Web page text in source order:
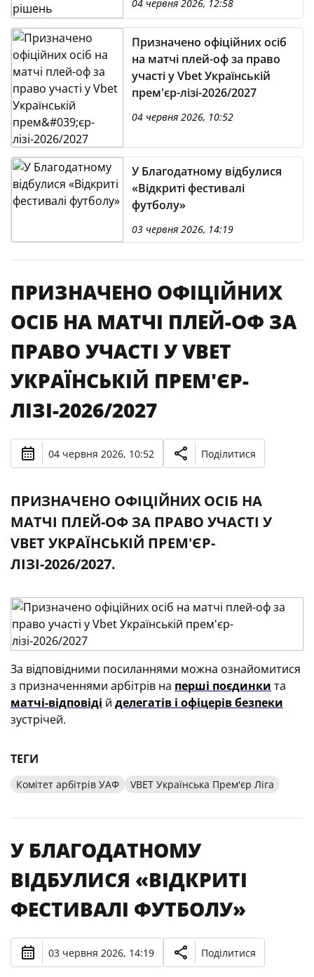
04 червня 2026, 12:58
Призначено офіційних осіб
на матчі плей-оф за право
участі у Vbet Українській
прем'єр-лізі-2026/2027
04 червня 2026, 10:52
У Благодатному відбулися
«Відкриті фестивалі
футболу»
03 червня 2026, 14:19
ПРИЗНАЧЕНО ОФІЦІЙНИХ
ОСІБ НА МАТЧІ ПЛЕЙ-ОФ ЗА
ПРАВО УЧАСТІ У VBET
УКРАЇНСЬКІЙ ПРЕМ'ЄР-
ЛІЗІ-2026/2027
04 червня 2026, 10:52 Поділитися
ПРИЗНАЧЕНО ОФІЦІЙНИХ ОСІБ НА
МАТЧІ ПЛЕЙ-ОФ ЗА ПРАВО УЧАСТІ У
VBET УКРАЇНСЬКІЙ ПРЕМ'ЄР-
ЛІЗІ-2026/2027.
За відповідними посиланнями можна ознайомитися
з призначеннями арбітрів на перші поєдинки та
матчі-відповіді й делегатів і офіцерів безпеки
зустрічей.
ТЕГИ
Комітет арбітрів УАФ VBET Українська Прем'єр Ліга
У БЛАГОДАТНОМУ
ВІДБУЛИСЯ «ВІДКРИТІ
ФЕСТИВАЛІ ФУТБОЛУ»
03 червня 2026, 14:19 Поділитися